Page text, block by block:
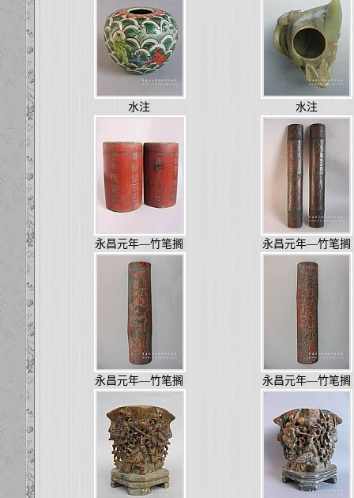
水注 水注
永昌元年—竹笔搁 永昌元年—竹笔搁
永昌元年—竹笔搁 永昌元年—竹笔搁